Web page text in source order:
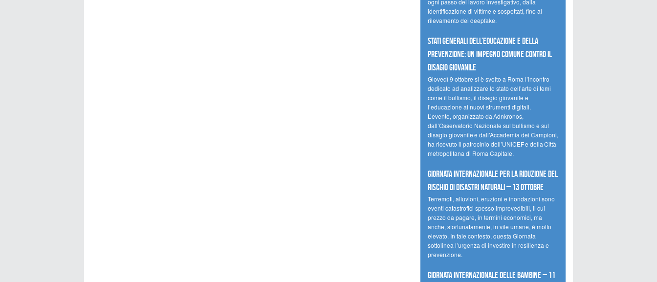
ogni passo del lavoro investigativo, dalla
identificazione di vittime e sospettati, fino al
rilevamento dei deepfake.
Stati Generali dell’Educazione e della
Prevenzione: un impegno comune contro il
disagio giovanile
Giovedì 9 ottobre si è svolto a Roma l’incontro
dedicato ad analizzare lo stato dell’arte di temi
come il bullismo, il disagio giovanile e
l’educazione ai nuovi strumenti digitali.
L’evento, organizzato da Adnkronos,
dall’Osservatorio Nazionale sul bullismo e sul
disagio giovanile e dall’Accademia dei Campioni,
ha ricevuto il patrocinio dell’UNICEF e della Città
metropolitana di Roma Capitale.
Giornata internazionale per la riduzione del
rischio di disastri naturali – 13 ottobre
Terremoti, alluvioni, eruzioni e inondazioni sono
eventi catastrofici spesso imprevedibili, il cui
prezzo da pagare, in termini economici, ma
anche, sfortunatamente, in vite umane, è molto
elevato. In tale contesto, questa Giornata
sottolinea l’urgenza di investire in resilienza e
prevenzione.
Giornata internazionale delle bambine – 11